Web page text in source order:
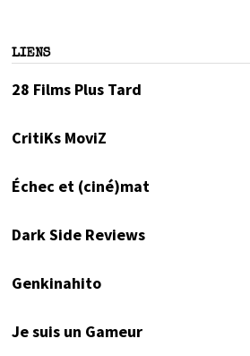
LIENS
28 Films Plus Tard
CritiKs MoviZ
Échec et (ciné)mat
Dark Side Reviews
Genkinahito
Je suis un Gameur